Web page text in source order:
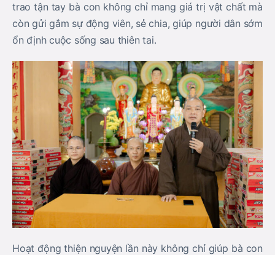
trao tận tay bà con không chỉ mang giá trị vật chất mà
còn gửi gắm sự động viên, sẻ chia, giúp người dân sớm
ổn định cuộc sống sau thiên tai.
Hoạt động thiện nguyện lần này không chỉ giúp bà con